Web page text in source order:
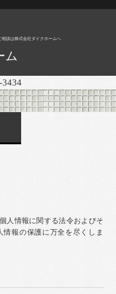
相談は株式会社ダイクホームへ
ム
3434
人情報に関する法令およびそ
報の保護に万全を尽くしま